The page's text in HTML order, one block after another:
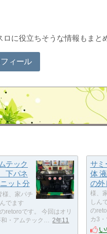
に役立ちそうな情報もまと
ィール
テック
下パネ
ット分
様、家パチ
でます
retoroです。 今回はオリ
・アムテック…
2年11
サミ
体
の外
様、
しん
の
カ3
い